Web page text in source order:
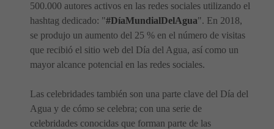
500.000 autores activos en las redes sociales utilizando el
hashtag dedicado: "#DíaMundialDelAgua". En 2018,
se produjo un aumento del 25 % en el número de visitas
que recibió el sitio web del Día del Agua, así como un
mayor alcance potencial en las redes sociales.
Las celebridades también son una parte clave del Día del
Agua y de cómo se celebra; con una serie de
celebridades conocidas que forman parte de las